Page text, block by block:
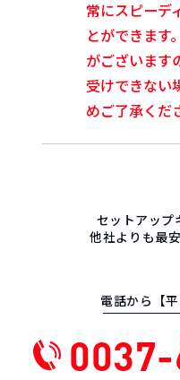
常にスピーデ
とができます
がございます
受けできない
めご了承くだ
セットアップ
他社よりも最
電話から【